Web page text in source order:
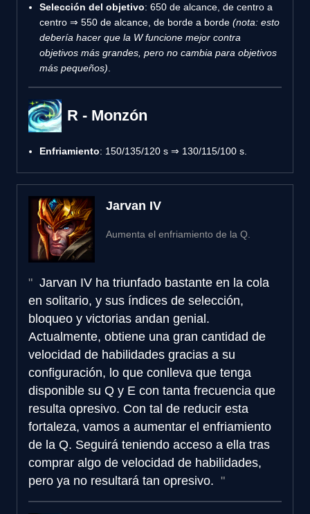
Selección del objetivo: 650 de alcance, de centro a
centro ⇒ 550 de alcance, de borde a borde (nota: esto
debería hacer que la W funcione mejor contra
objetivos más grandes, pero no cambia para objetivos
más pequeños)
R - Monzón
Enfriamiento: 150/135/120 s ⇒ 130/115/100 s.
Jarvan IV
Aumenta el enfriamiento de la Q.
Jarvan IV ha triunfado bastante en la cola
en solitario, y sus índices de selección,
bloqueo y victorias andan genial.
Actualmente, obtiene una gran cantidad de
velocidad de habilidades gracias a su
configuración, lo que conlleva que tenga
disponible su Q y E con tanta frecuencia que
resulta opresivo. Con tal de reducir esta
fortaleza, vamos a aumentar el enfriamiento
de la Q. Seguirá teniendo acceso a ella tras
comprar algo de velocidad de habilidades,
pero ya no resultará tan opresivo.